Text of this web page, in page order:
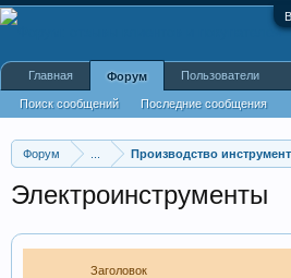
Форум Производство
Электроинструменты
Заголовок
Главная Форум
Поиск сообщений Последние сообщения
Пользователи